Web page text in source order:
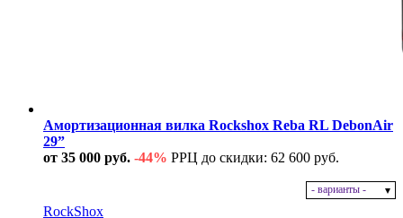
Амортизационная вилка Rockshox Reba RL DebonAir
29”
от 35 000 руб. -44% РРЦ до скидки: 62 600 руб.
- варианты -
RockShox